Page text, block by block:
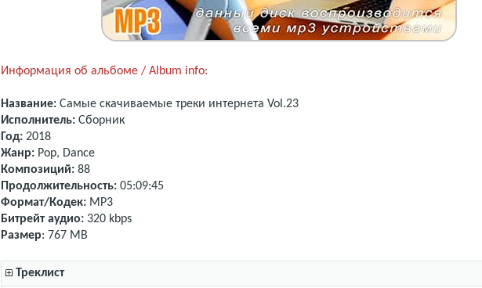
Информация об альбоме / Album info:
Название: Самые скачиваемые треки интернета Vol.23
Исполнитель: Сборник
Год: 2018
Жанр: Pop, Dance
Композиций: 88
Продолжительность: 05:09:45
Формат/Кодек: MP3
Битрейт аудио: 320 kbps
Размер: 767 MB
Треклист